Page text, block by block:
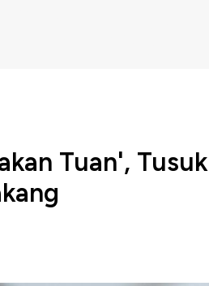
Tuan', Tusuk